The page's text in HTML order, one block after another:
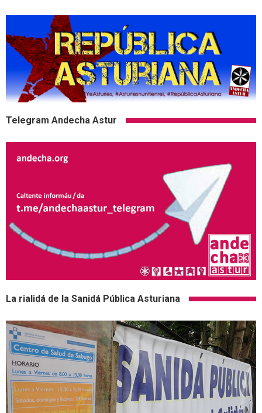
Telegram Andecha Astur
La rialidá de la Sanidá Pública Asturiana